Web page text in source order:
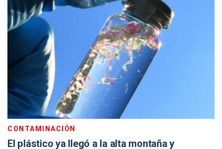
CONTAMINACIÓN
El plástico ya llegó a la alta montaña y